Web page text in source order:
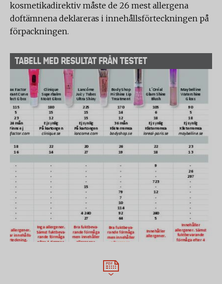
kosmetikadirektiv måste de 26 mest allergena
doftämnena deklareras i innehållsförteckningen på
förpackningen.
TABELL MED RESULTAT FRÅN TESTET